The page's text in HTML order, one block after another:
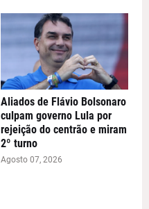
Aliados de Flávio Bolsonaro
culpam governo Lula por
rejeição do centrão e miram
2º turno
Agosto 07, 2026